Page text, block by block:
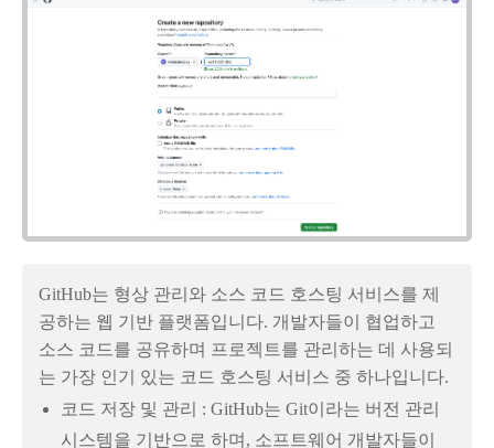
GitHub는 형상 관리와 소스 코드 호스팅 서비스를 제
공하는 웹 기반 플랫폼입니다. 개발자들이 협업하고
소스 코드를 공유하며 프로젝트를 관리하는 데 사용되
는 가장 인기 있는 코드 호스팅 서비스 중 하나입니다.
코드 저장 및 관리 : GitHub는 Git이라는 버전 관리
시스템을 기반으로 하며, 소프트웨어 개발자들이